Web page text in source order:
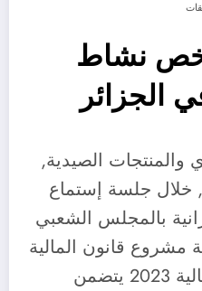
نشاط
الجزائر
الصيدية,
جلسة إستماع
بالمجلس الشعبي
قانون المالية
لسنة 2023، أن قانون مالية 2023 يتضمن